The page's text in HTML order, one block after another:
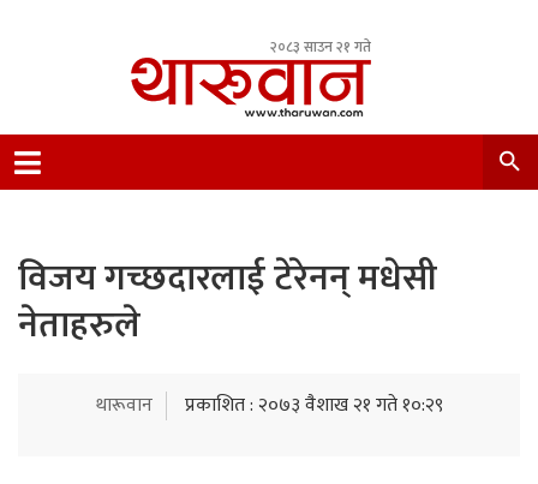
२०८३ साउन २१ गते
Nepal.
विजय गच्छदारलाई टेरेनन् मधेसी
नेताहरुले
थारूवान प्रकाशित : २०७३ वैशाख २१ गते १०:२९